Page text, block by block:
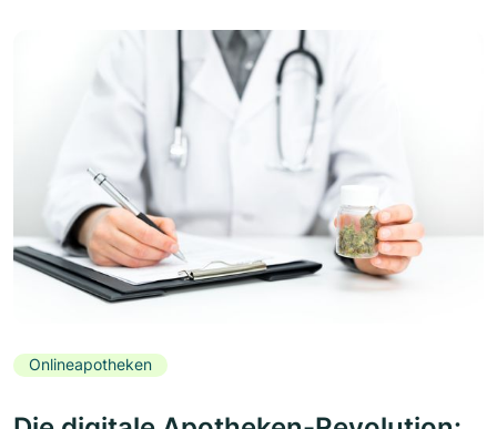
Onlineapotheken